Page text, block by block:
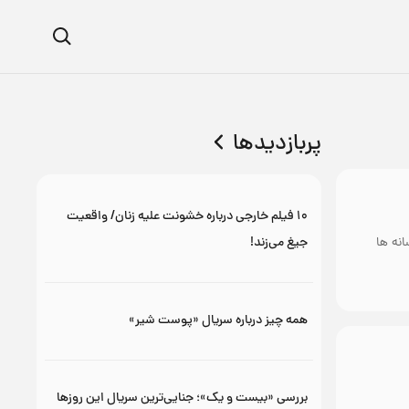
ها
پربازدیدها
۱۰ فیلم خارجی درباره خشونت علیه زنان/ واقعیت
جیغ می‌زند!
همه چیز درباره سریال «پوست شیر»
بررسی «بیست و یک»؛ جنایی‌ترین سریال این روزها